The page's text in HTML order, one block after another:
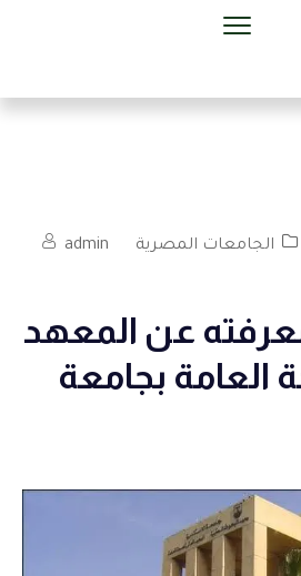
الجامعات المصرية
admin
عن المعهد
العامة بجامعة